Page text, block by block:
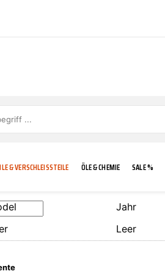
& VERSCHLEISSTEILE ÖLE & CHEMIE SALE %
KÜHLERGRILL
CARCARE
FROSTSCHUTZ
ADDINOL
Jahr
Leer